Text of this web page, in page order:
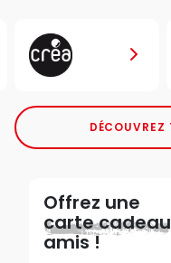
DÉCOUVREZ
Offrez une
carte cadeau
amis !